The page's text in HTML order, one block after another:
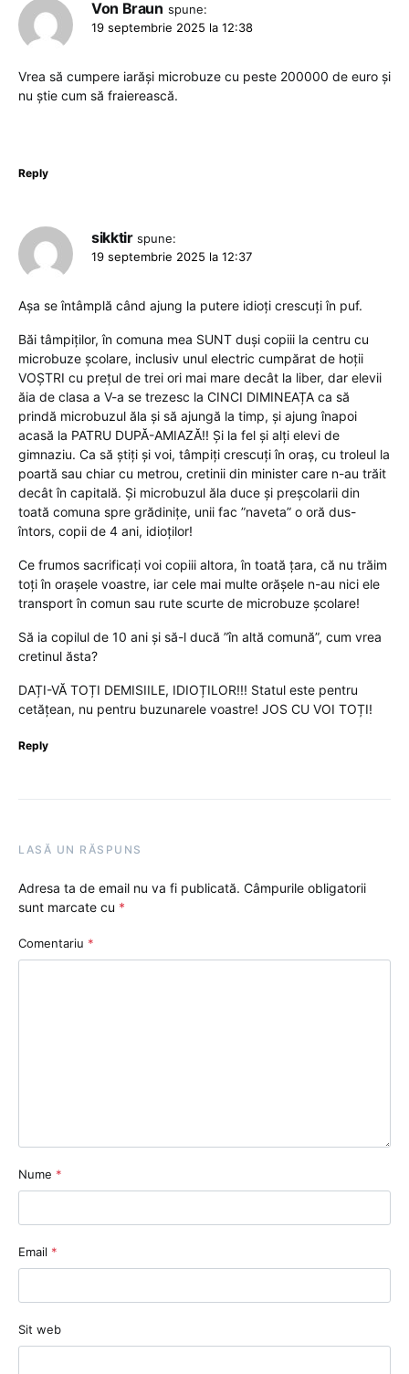
Von Braun spune:
19 septembrie 2025 la 12:38
Vrea să cumpere iarăși microbuze cu peste 200000 de euro și
nu știe cum să fraierească.
Reply
sikktir spune:
19 septembrie 2025 la 12:37
Așa se întâmplă când ajung la putere idioți crescuți în puf.
Băi tâmpiților, în comuna mea SUNT duși copiii la centru cu
microbuze școlare, inclusiv unul electric cumpărat de hoții
VOȘTRI cu prețul de trei ori mai mare decât la liber, dar elevii
ăia de clasa a V-a se trezesc la CINCI DIMINEAȚA ca să
prindă microbuzul ăla și să ajungă la timp, și ajung înapoi
acasă la PATRU DUPĂ-AMIAZĂ!! Și la fel și alți elevi de
gimnaziu. Ca să știți și voi, tâmpiți crescuți în oraș, cu troleul la
poartă sau chiar cu metrou, cretinii din minister care n-au trăit
decât în capitală. Și microbuzul ăla duce și preșcolarii din
toată comuna spre grădinițe, unii fac ”naveta” o oră dus-
întors, copii de 4 ani, idioților!
Ce frumos sacrificați voi copiii altora, în toată țara, că nu trăim
toți în orașele voastre, iar cele mai multe orășele n-au nici ele
transport în comun sau rute scurte de microbuze școlare!
Să ia copilul de 10 ani și să-l ducă ”în altă comună”, cum vrea
cretinul ăsta?
DAȚI-VĂ TOȚI DEMISIILE, IDIOȚILOR!!! Statul este pentru
cetățean, nu pentru buzunarele voastre! JOS CU VOI TOȚI!
Reply
LASĂ UN RĂSPUNS
Adresa ta de email nu va fi publicată. Câmpurile obligatorii
sunt marcate cu *
Comentariu *
Nume *
Email *
Sit web